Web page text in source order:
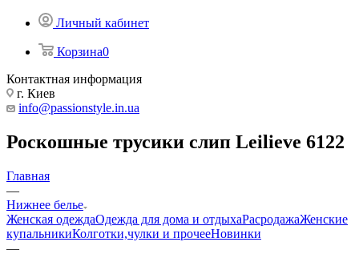
Личный кабинет
Корзина0
Контактная информация
г. Киев
info@passionstyle.in.ua
Роскошные трусики слип Leilieve 6122
Главная
—
Нижнее белье
Женская одеждаОдежда для дома и отдыхаРасродажаЖенские
купальникиКолготки,чулки и прочееНовинки
—